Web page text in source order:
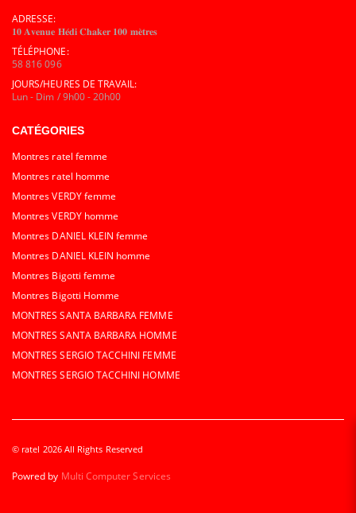
ADRESSE:
𝟏𝟎 𝐀𝐯𝐞𝐧𝐮𝐞 𝐇𝐞́𝐝𝐢 𝐂𝐡𝐚𝐤𝐞𝐫 𝟏𝟎𝟎 𝐦𝐞̀𝐭𝐫𝐞𝐬
TÉLÉPHONE:
58 816 096
JOURS/HEURES DE TRAVAIL:
Lun - Dim / 9h00 - 20h00
CATÉGORIES
Montres ratel femme
Montres ratel homme
Montres VERDY femme
Montres VERDY homme
Montres DANIEL KLEIN femme
Montres DANIEL KLEIN homme
Montres Bigotti femme
Montres Bigotti Homme
MONTRES SANTA BARBARA FEMME
MONTRES SANTA BARBARA HOMME
MONTRES SERGIO TACCHINI FEMME
MONTRES SERGIO TACCHINI HOMME
© ratel 2026 All Rights Reserved
Powred by Multi Computer Services